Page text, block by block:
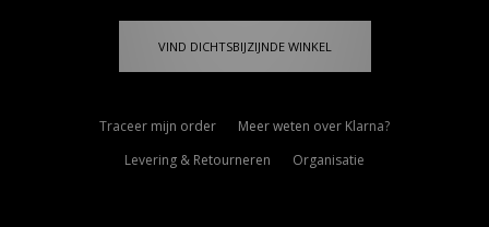
VIND DICHTSBIJZIJNDE WINKEL
Traceer mijn order
Meer weten over Klarna?
Levering & Retourneren
Organisatie